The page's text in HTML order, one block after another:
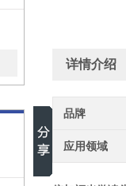
详情介绍
品牌
应用领域